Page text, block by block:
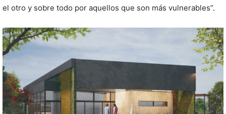
el otro y sobre todo por aquellos que son más vulnerables”.